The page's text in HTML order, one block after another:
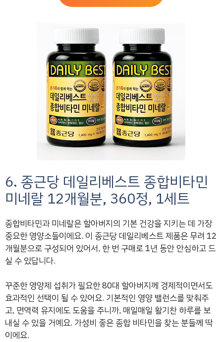
6. 종근당 데일리베스트 종합비타민
미네랄 12개월분, 360정, 1세트
종합비타민과 미네랄은 할아버지의 기본 건강을 지키는 데 가장
중요한 영양소들이에요. 이 종근당 데일리베스트 제품은 무려 12
개월분으로 구성되어 있어서, 한 번 구매로 1년 동안 안심하고 드
실 수 있답니다.
꾸준한 영양제 섭취가 필요한 80대 할아버지께 경제적이면서도
효과적인 선택이 될 수 있어요. 기본적인 영양 밸런스를 맞춰주
고, 면역력 유지에도 도움을 주니까, 매일매일 활기찬 하루를 보
내실 수 있을 거예요. 가성비 좋은 종합 비타민을 찾는 분들께 딱
이에요.